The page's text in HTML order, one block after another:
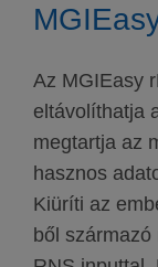
Az MGIEasy
eltávolíthatja
megtartja az
hasznos
Kiüríti az
ből